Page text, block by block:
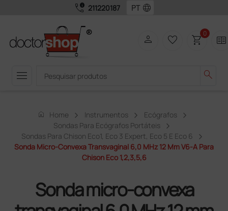
call_quality 211220187 language
menu search
person favorite_border shopping_cart0 two_pager
home Home Instrumentos
Ecógrafos
Sondas Para Ecógrafos Portáteis
Sondas Para Chison Eco1, Eco 3 Expert, Eco 5 E Eco 6
Sonda Micro-Convexa Transvaginal 6,0 MHz 12 Mm V6-A Para
Chison Eco 1,2,3,5,6
Sonda micro-convexa